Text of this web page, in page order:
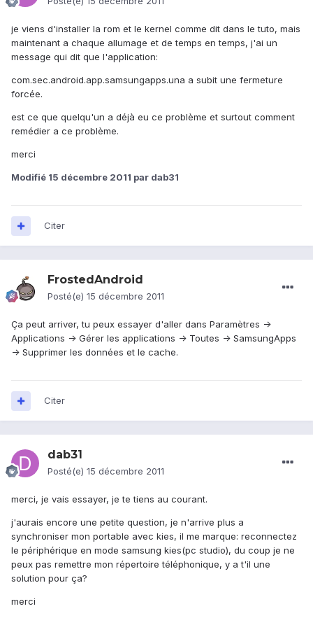
je viens d'installer la rom et le kernel comme dit dans le tuto, mais
maintenant a chaque allumage et de temps en temps, j'ai un
message qui dit que l'application:
com.sec.android.app.samsungapps.una a subit une fermeture
forcée.
est ce que quelqu'un a déjà eu ce problème et surtout comment
remédier a ce problème.
merci
Modifié 15 décembre 2011 par dab31
Citer
FrostedAndroid
Posté(e) 15 décembre 2011
Ça peut arriver, tu peux essayer d'aller dans Paramètres ->
Applications -> Gérer les applications -> Toutes -> SamsungApps
-> Supprimer les données et le cache.
Citer
dab31
Posté(e) 15 décembre 2011
merci, je vais essayer, je te tiens au courant.
j'aurais encore une petite question, je n'arrive plus a
synchroniser mon portable avec kies, il me marque: reconnectez
le périphérique en mode samsung kies(pc studio), du coup je ne
peux pas remettre mon répertoire téléphonique, y a t'il une
solution pour ça?
merci